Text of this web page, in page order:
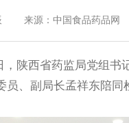
来源：中国食品药品网
西省药监局党组书
、副局长孟祥东陪同